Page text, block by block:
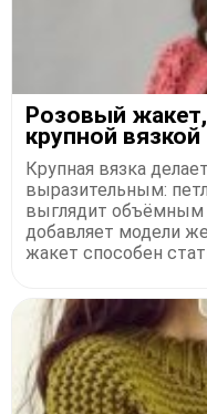
Розовый
крупной вязкой
Крупная вязка
выразительным:
выглядит
добавляет модели
жакет способен